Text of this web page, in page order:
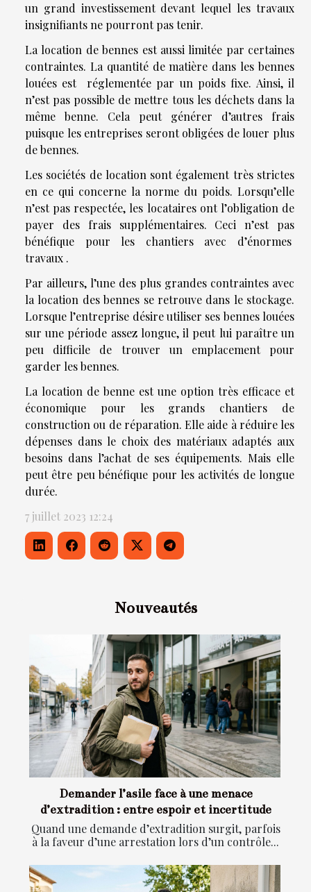
Nouveautés
Demander l’asile face à une menace
d’extradition : entre espoir et incertitude
Quand une demande d’extradition surgit, parfois
à la faveur d’une arrestation lors d’un contrôle...
un grand investissement devant lequel les travaux
insignifiants ne pourront pas tenir.
La location de bennes est aussi limitée par certaines
contraintes. La quantité de matière dans les bennes
louées est réglementée par un poids fixe. Ainsi, il
n’est pas possible de mettre tous les déchets dans la
même benne. Cela peut générer d’autres frais
puisque les entreprises seront obligées de louer plus
de bennes.
Les sociétés de location sont également très strictes
en ce qui concerne la norme du poids. Lorsqu’elle
n’est pas respectée, les locataires ont l’obligation de
payer des frais supplémentaires. Ceci n’est pas
bénéfique pour les chantiers avec d’énormes
travaux .
Par ailleurs, l’une des plus grandes contraintes avec
la location des bennes se retrouve dans le stockage.
Lorsque l’entreprise désire utiliser ses bennes louées
sur une période assez longue, il peut lui paraître un
peu difficile de trouver un emplacement pour
garder les bennes.
La location de benne est une option très efficace et
économique pour les grands chantiers de
construction ou de réparation. Elle aide à réduire les
dépenses dans le choix des matériaux adaptés aux
besoins dans l’achat de ses équipements. Mais elle
peut être peu bénéfique pour les activités de longue
durée.
7 juillet 2023 12:24